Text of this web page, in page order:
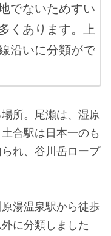
でないためすい
くあります。上
沿いに分類がで
所。尾瀬は、湿原
合駅は日本一のも
れ、谷川岳ロープ
湯温泉駅から徒歩
に分類しました